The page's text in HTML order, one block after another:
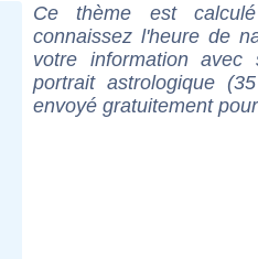
Ce thème est
connaissez l'heure de
votre information
portrait astrologique
envoyé gratuitement